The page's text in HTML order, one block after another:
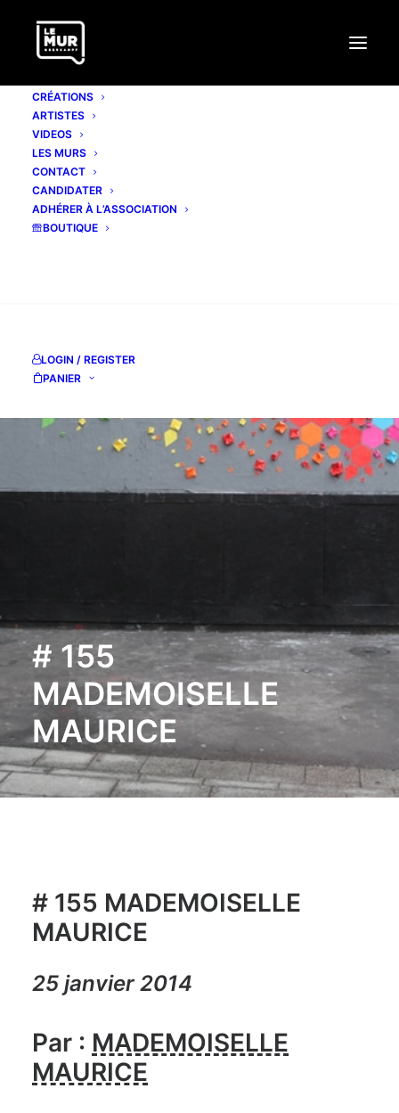
CRÉATIONS
ARTISTES
VIDEOS
LES MURS
CONTACT
CANDIDATER
ADHÉRER À L’ASSOCIATION
BOUTIQUE
LOGIN / REGISTER
PANIER
# 155
MADEMOISELLE
MAURICE
# 155 MADEMOISELLE
MAURICE
25 janvier 2014
Par : MADEMOISELLE
MAURICE